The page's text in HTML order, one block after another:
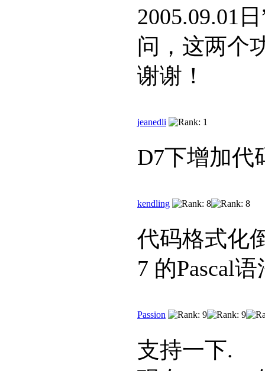
2005.09.01
问，这两个
谢谢！
jeanedli
D7下增加代
kendling
代码格式化
7 的Pascal
Passion
支持一下.